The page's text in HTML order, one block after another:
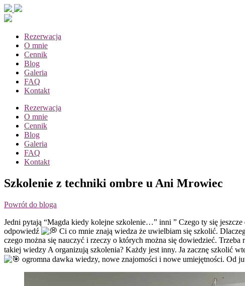
Rezerwacja
O mnie
Cennik
Blog
Galeria
FAQ
Kontakt
Rezerwacja
O mnie
Cennik
Blog
Galeria
FAQ
Kontakt
Szkolenie z techniki ombre u Ani Mrowiec
Powrót do bloga
Jedni pytają “Magda kiedy kolejne szkolenie…” inni ” Czego ty się
odpowiedź
Ci co mnie znają wiedza że uwielbiam się szkolić.
czego można się nauczyć i rzeczy o których można się dowiedzieć.
takiej wiedzy A organizują szkolenia? Każdy jest inny. Ja zacznę szkolić
ogromna dawka wiedzy, nowe znajomości i nowe umiejętności. Od